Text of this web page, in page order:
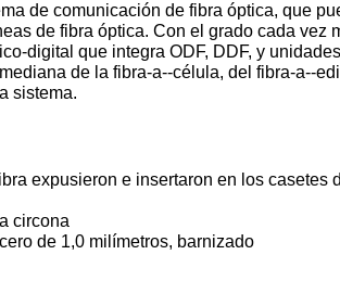
de comunicación de fibra óptica, que
de fibra óptica. Con el grado cada vez
digital que integra ODF, DDF, y
de la fibra-a--célula, del fibra-a--
sistema.
expusieron e insertaron en los casetes
circona
de 1,0 milímetros, barnizado